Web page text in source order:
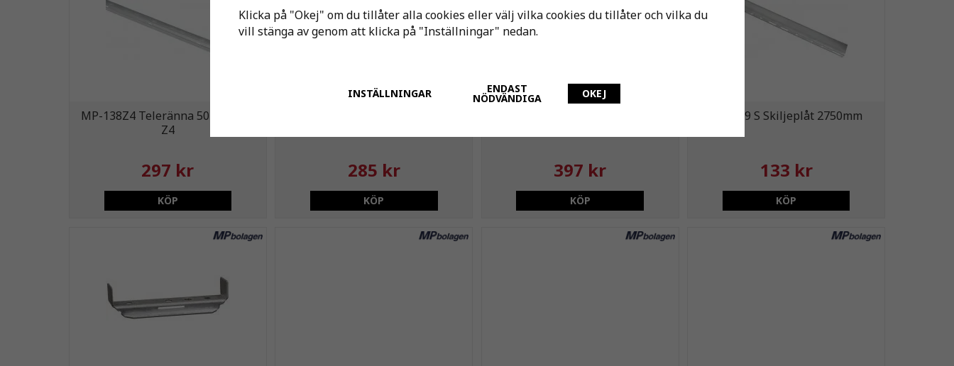
MP-138Z4 Teleränna 50mm Perf
Z4
297 kr
KÖP
285 kr
KÖP
397 kr
KÖP
MP-149 S Skiljeplåt 2750mm
133 kr
KÖP
Klicka på "Okej" om du tillåter alla cookies eller välj vilka cookies du tillåter och vilka du
vill stänga av genom att klicka på "Inställningar" nedan.
INSTÄLLNINGAR ENDAST
NÖDVÄNDIGA OKEJ